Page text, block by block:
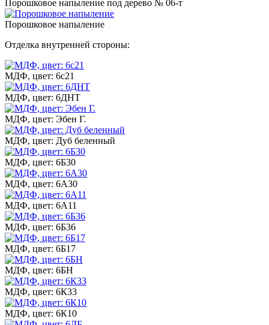
Порошковое напыление под дерево № 06-т
Порошковое напыление
Отделка внутренней стороны:
МДФ, цвет: 6с21
МДФ, цвет: 6ДНТ
МДФ, цвет: Эбен Г.
МДФ, цвет: Дуб беленный
МДФ, цвет: 6Б30
МДФ, цвет: 6А30
МДФ, цвет: 6А11
МДФ, цвет: 6Б36
МДФ, цвет: 6Б17
МДФ, цвет: 6БН
МДФ, цвет: 6К33
МДФ, цвет: 6К10